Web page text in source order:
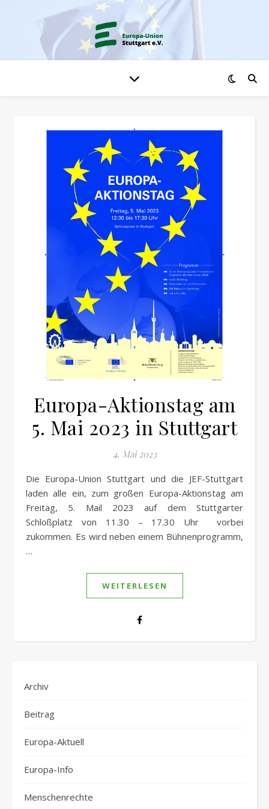
Europa-Aktionstag am
5. Mai 2023 in Stuttgart
4. Mai 2023
Die Europa-Union Stuttgart und die JEF-Stuttgart
laden alle ein, zum großen Europa-Aktionstag am
Freitag, 5. Mail 2023 auf dem Stuttgarter
Schloßplatz von 11.30 – 17.30 Uhr vorbei
zukommen. Es wird neben einem Bühnenprogramm,
…
WEITERLESEN
Archiv
Beitrag
Europa-Aktuell
Europa-Info
Menschenrechte